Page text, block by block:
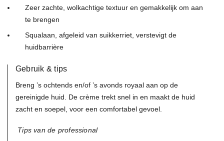
Zeer zachte, wolkachtige textuur en gemakkelijk om aan
te brengen
Squalaan, afgeleid van suikkerriet, verstevigt de
huidbarrière
Gebruik & tips
Breng ’s ochtends en/of ’s avonds royaal aan op de
gereinigde huid. De crème trekt snel in en maakt de huid
zacht en soepel, voor een comfortabel gevoel.
Tips van de professional